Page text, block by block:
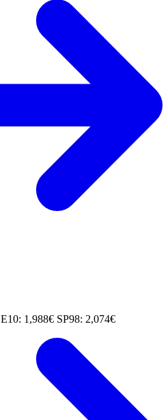
E10: 1,988€ SP98: 2,074€